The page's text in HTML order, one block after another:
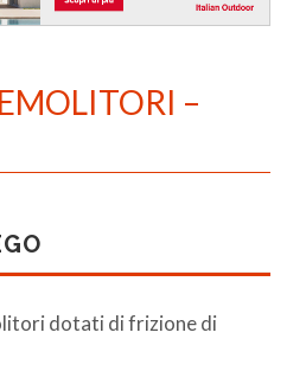
–
dotati di frizione di